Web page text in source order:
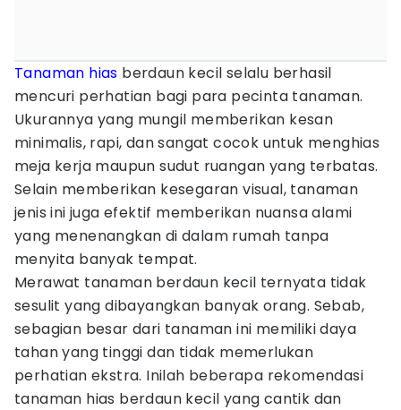
Tanaman hias berdaun kecil selalu berhasil
mencuri perhatian bagi para pecinta tanaman.
Ukurannya yang mungil memberikan kesan
minimalis, rapi, dan sangat cocok untuk menghias
meja kerja maupun sudut ruangan yang terbatas.
Selain memberikan kesegaran visual, tanaman
jenis ini juga efektif memberikan nuansa alami
yang menenangkan di dalam rumah tanpa
menyita banyak tempat.
Merawat tanaman berdaun kecil ternyata tidak
sesulit yang dibayangkan banyak orang. Sebab,
sebagian besar dari tanaman ini memiliki daya
tahan yang tinggi dan tidak memerlukan
perhatian ekstra. Inilah beberapa rekomendasi
tanaman hias berdaun kecil yang cantik dan